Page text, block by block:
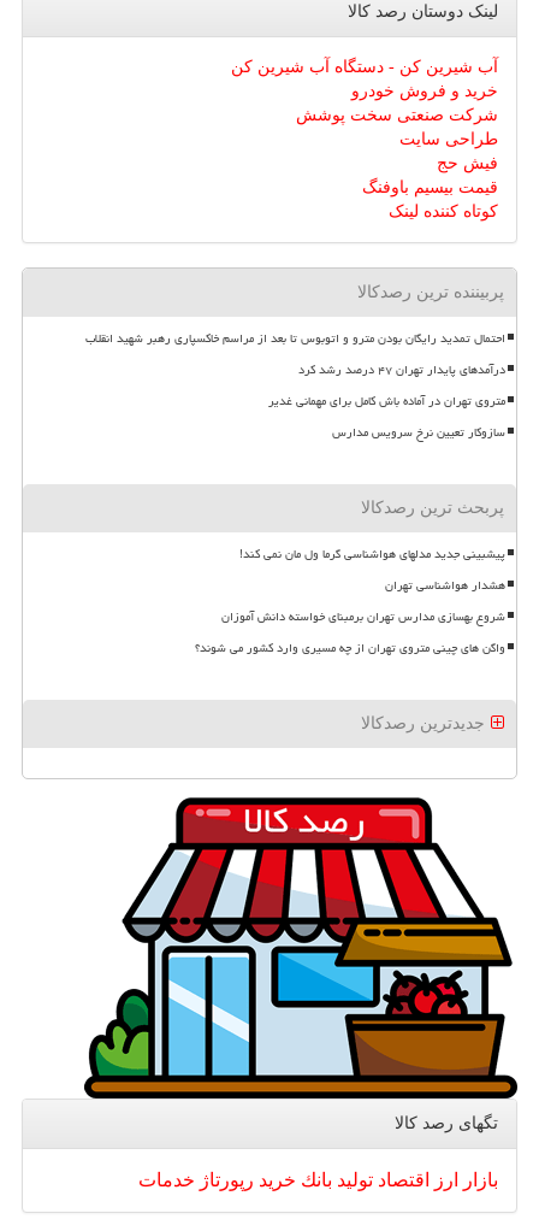
لینک دوستان رصد كالا
آب شیرین کن - دستگاه آب شیرین کن
خرید و فروش خودرو
شرکت صنعتی سخت پوشش
طراحی سایت
فیش حج
قیمت بیسیم باوفنگ
کوتاه کننده لینک
پربیننده ترین رصدکالا
احتمال تمدید رایگان بودن مترو و اتوبوس تا بعد از مراسم خاکسپاری رهبر شهید انقلاب
درآمدهای پایدار تهران ۴۷ درصد رشد کرد
متروی تهران در آماده باش کامل برای مهمانی غدیر
سازوکار تعیین نرخ سرویس مدارس
پربحث ترین رصدکالا
پیشبینی جدید مدلهای هواشناسی گرما ول مان نمی کند!
هشدار هواشناسی تهران
شروع بهسازی مدارس تهران برمبنای خواسته دانش آموزان
واگن های چینی متروی تهران از چه مسیری وارد کشور می شوند؟
جدیدترین رصدکالا
تگهای رصد كالا
بازار ارز اقتصاد تولید بانك خرید رپورتاژ خدمات